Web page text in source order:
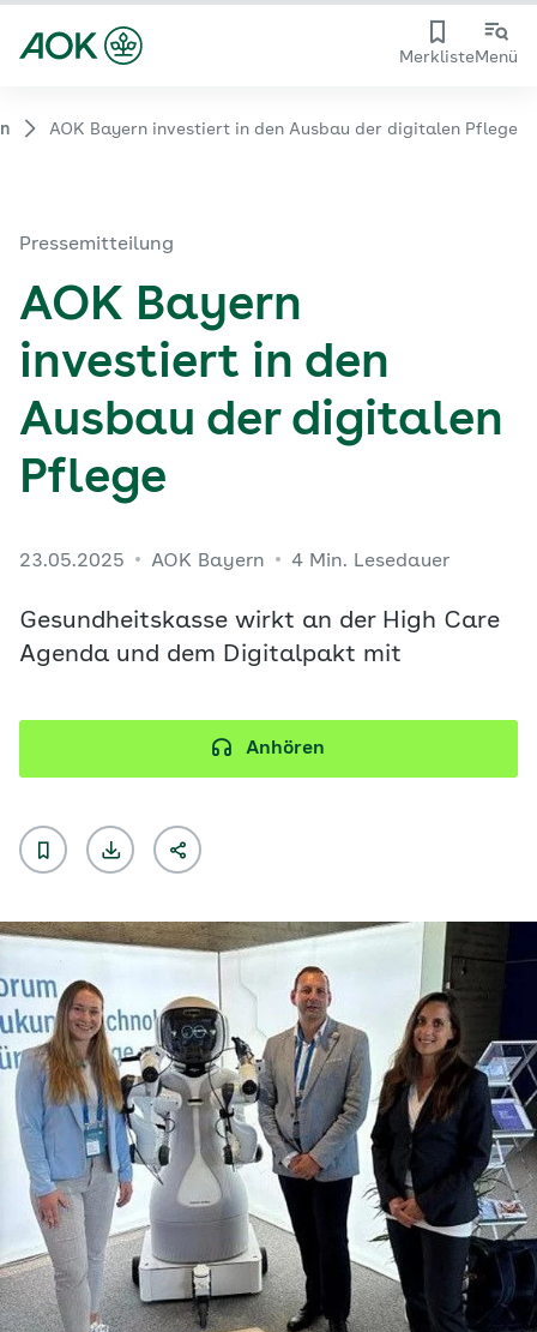
MerklisteMenü
AOK Bayern investiert in den Ausbau der digitalen Pflege
Pressemitteilung
AOK Bayern
investiert in den
Ausbau der digitalen
Pflege
23.05.2025 AOK Bayern 4 Min. Lesedauer
Gesundheitskasse wirkt an der High Care
Agenda und dem Digitalpakt mit
Anhören